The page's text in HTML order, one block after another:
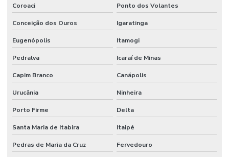
Coroaci Ponto dos Volantes
Conceição dos Ouros Igaratinga
Eugenópolis Itamogi
Pedralva Icaraí de Minas
Capim Branco Canápolis
Urucânia Ninheira
Porto Firme Delta
Santa Maria de Itabira Itaipé
Pedras de Maria da Cruz Fervedouro